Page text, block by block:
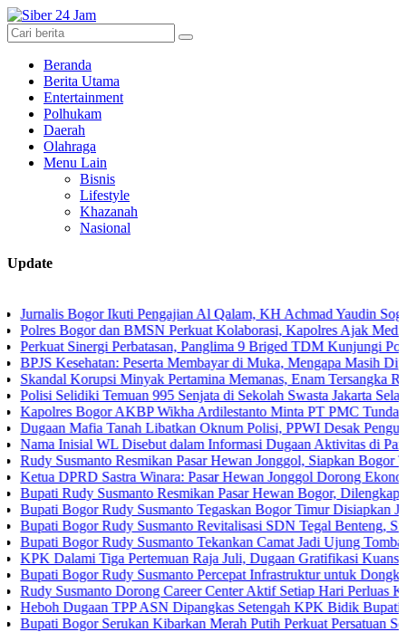
Beranda
Berita Utama
Entertainment
Polhukam
Daerah
Olahraga
Menu Lain
Bisnis
Lifestyle
Khazanah
Nasional
Update
Bogor Ikuti Pengajian Al Qalam, KH Achmad Yaudin Sogir dan
Bogor dan BMSN Perkuat Kolaborasi, Kapolres Ajak Media Sajikan
Sinergi Perbatasan, Panglima 9 Briged TDM Kunjungi Pos Gabma
Peserta Membayar di Muka, Mengapa Masih
Korupsi Minyak Pertamina Memanas, Enam Tersangka Resmi
Temuan 995 Senjata di Sekolah Swasta Jakarta Selatan
Bogor AKBP Wikha Ardilestanto Minta PT PMC Tunda Kegiatan
Mafia Tanah Libatkan Oknum Polisi, PPWI Desak Pengusutan
WL Disebut dalam Informasi Dugaan Aktivitas di Pantai
Resmikan Pasar Hewan Jonggol, Siapkan Bogor Timur
Sastra Winara: Pasar Hewan Jonggol Dorong Ekonomi Bogor
Rudy Susmanto Resmikan Pasar Hewan Bogor, Dilengkapi Hotel
Bogor Rudy Susmanto Tegaskan Bogor Timur Disiapkan Jadi Pusat
Bogor Rudy Susmanto Revitalisasi SDN Tegal Benteng, Siswa Kini
Bogor Rudy Susmanto Tekankan Camat Jadi Ujung Tombak
Tiga Pertemuan Raja Juli, Dugaan Gratifikasi Kuansing
Bogor Rudy Susmanto Percepat Infrastruktur untuk Dongkrak
Dorong Career Center Aktif Setiap Hari Perluas
Dugaan TPP ASN Dipangkas Setengah KPK Bidik Bupati Kuansing
Bogor Serukan Kibarkan Merah Putih Perkuat Persatuan Semangat